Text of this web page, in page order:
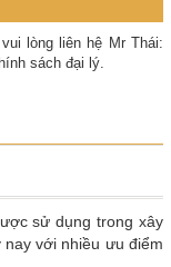
lòng liên hệ Mr Thái:
sách đại lý.
sử dụng trong xây
với nhiều ưu điểm